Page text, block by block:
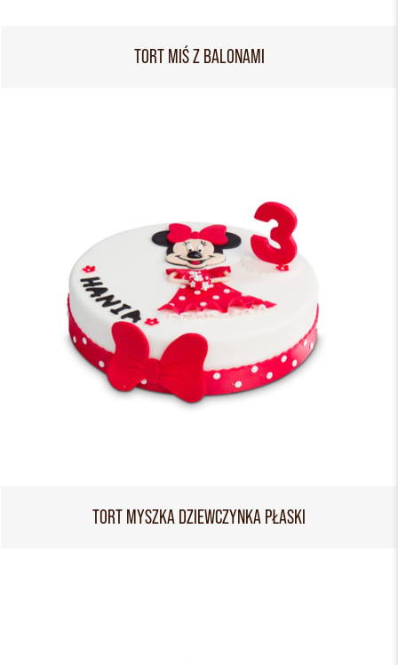
TORT MIŚ Z BALONAMI
TORT MYSZKA DZIEWCZYNKA PŁASKI